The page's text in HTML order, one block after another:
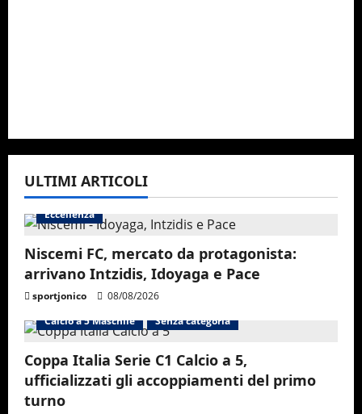
ULTIMI ARTICOLI
Eccellenza
Niscemi FC, mercato da protagonista:
arrivano Intzidis, Idoyaga e Pace
sportjonico
08/08/2026
Calcio a 5 Maschile
Senza categoria
Coppa Italia Serie C1 Calcio a 5,
ufficializzati gli accoppiamenti del primo
turno